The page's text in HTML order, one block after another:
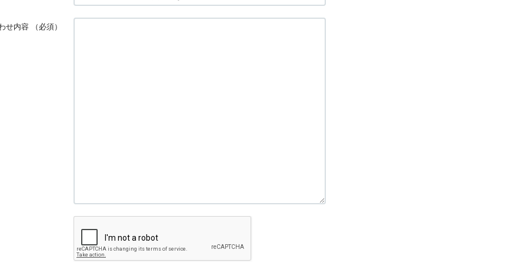
せ内容 （必須）